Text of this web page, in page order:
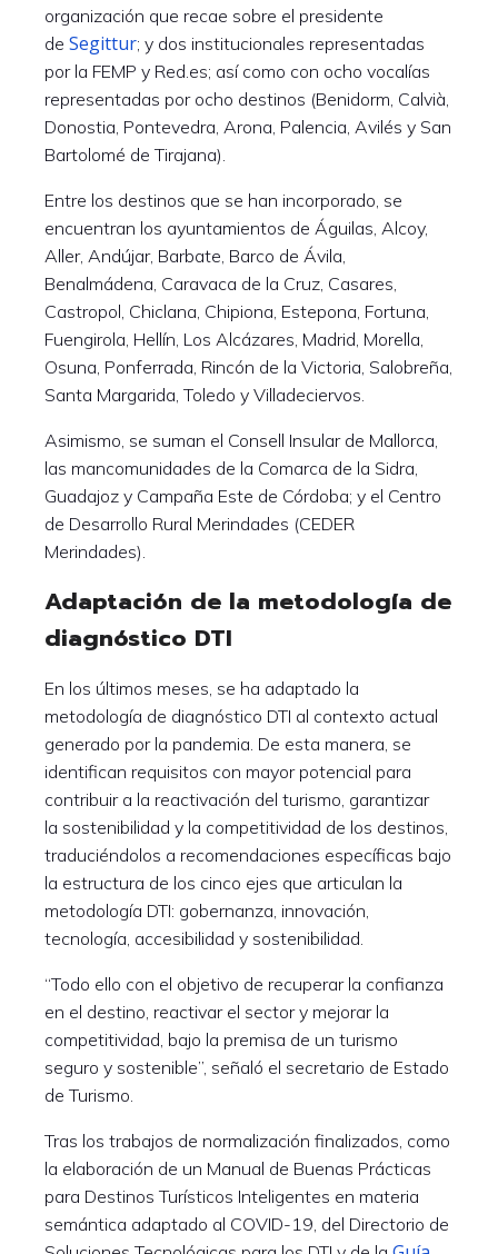
organización que recae sobre el presidente
de Segittur; y dos institucionales representadas
por la FEMP y Red.es; así como con ocho vocalías
representadas por ocho destinos (Benidorm, Calvià,
Donostia, Pontevedra, Arona, Palencia, Avilés y San
Bartolomé de Tirajana).
Entre los destinos que se han incorporado, se
encuentran los ayuntamientos de Águilas, Alcoy,
Aller, Andújar, Barbate, Barco de Ávila,
Benalmádena, Caravaca de la Cruz, Casares,
Castropol, Chiclana, Chipiona, Estepona, Fortuna,
Fuengirola, Hellín, Los Alcázares, Madrid, Morella,
Osuna, Ponferrada, Rincón de la Victoria, Salobreña,
Santa Margarida, Toledo y Villadeciervos.
Asimismo, se suman el Consell Insular de Mallorca,
las mancomunidades de la Comarca de la Sidra,
Guadajoz y Campaña Este de Córdoba; y el Centro
de Desarrollo Rural Merindades (CEDER
Merindades).
Adaptación de la metodología de
diagnóstico DTI
En los últimos meses, se ha adaptado la
metodología de diagnóstico DTI al contexto actual
generado por la pandemia. De esta manera, se
identifican requisitos con mayor potencial para
contribuir a la reactivación del turismo, garantizar
la sostenibilidad y la competitividad de los destinos,
traduciéndolos a recomendaciones específicas bajo
la estructura de los cinco ejes que articulan la
metodología DTI: gobernanza, innovación,
tecnología, accesibilidad y sostenibilidad.
“Todo ello con el objetivo de recuperar la confianza
en el destino, reactivar el sector y mejorar la
competitividad, bajo la premisa de un turismo
seguro y sostenible”, señaló el secretario de Estado
de Turismo.
Tras los trabajos de normalización finalizados, como
la elaboración de un Manual de Buenas Prácticas
para Destinos Turísticos Inteligentes en materia
semántica adaptado al COVID-19, del Directorio de